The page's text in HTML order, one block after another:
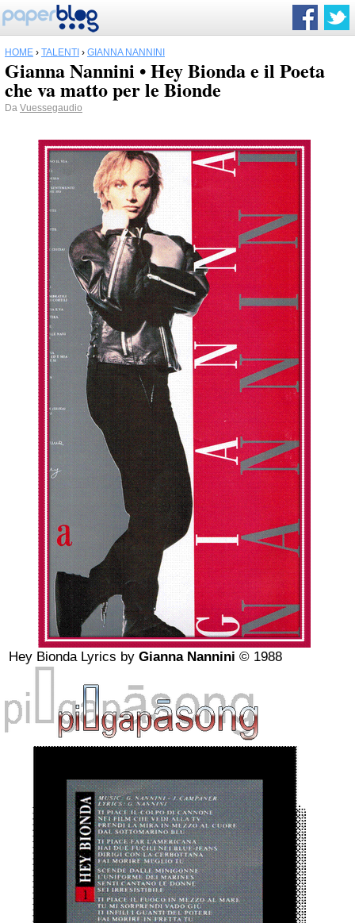
HOME › TALENTI › GIANNA NANNINI
Gianna Nannini • Hey Bionda e il Poeta
che va matto per le Bionde
Da Vuessegaudio
Hey Bionda Lyrics by Gianna Nannini © 1988